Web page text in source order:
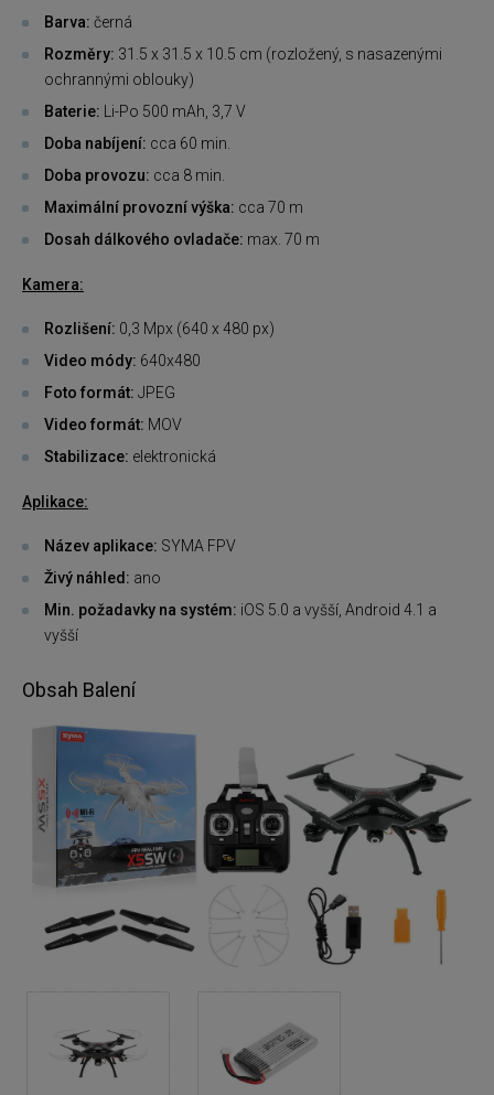
Barva: černá
Rozměry: 31.5 x 31.5 x 10.5 cm (rozložený, s nasazenými
ochrannými oblouky)
Baterie: Li-Po 500 mAh, 3,7 V
Doba nabíjení: cca 60 min.
Doba provozu: cca 8 min.
Maximální provozní výška: cca 70 m
Dosah dálkového ovladače: max. 70 m
Kamera:
Rozlišení: 0,3 Mpx (640 x 480 px)
Video módy: 640x480
Foto formát: JPEG
Video formát: MOV
Stabilizace: elektronická
Aplikace:
Název aplikace: SYMA FPV
Živý náhled: ano
Min. požadavky na systém: iOS 5.0 a vyšší, Android 4.1 a
vyšší
Obsah Balení